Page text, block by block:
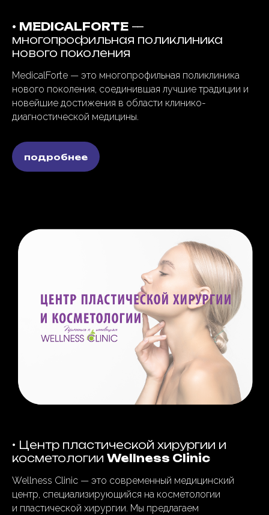
• MEDICALFORTE —
многопрофильная поликлиника
нового поколения
MedicalForte — это многопрофильная поликлиника
нового поколения, соединившая лучшие традиции и
новейшие достижения в области клинико-
диагностической медицины.
подробнее
• Центр пластической хирургии и
косметологии Wellness Clinic
Wellness Clinic — это современный медицинский
центр, специализирующийся на косметологии
и пластической хирургии. Мы предлагаем